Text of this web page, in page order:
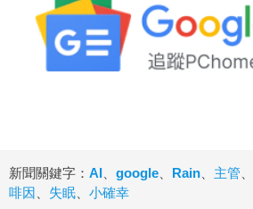
新聞關鍵字： AI google Rain 主管
啡因
失眠 小確幸